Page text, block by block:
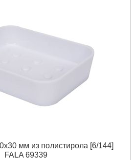
мм из полистирола [6/144]
FALA 69339